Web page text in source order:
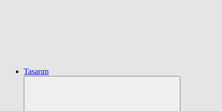
Tasarım